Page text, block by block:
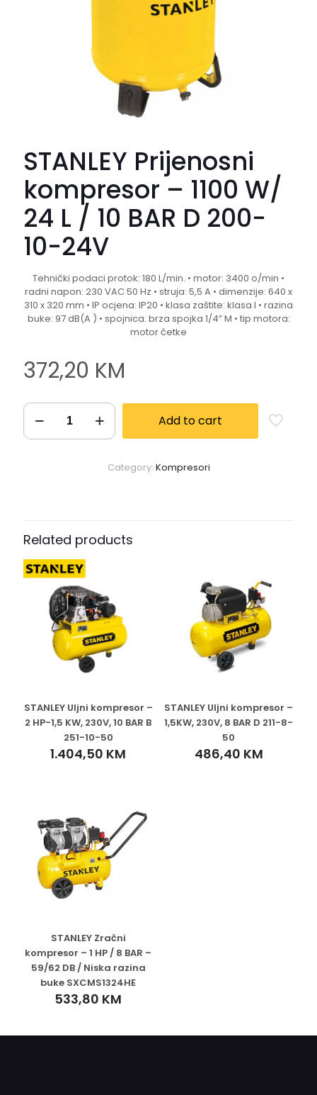
STANLEY Prijenosni
kompresor – 1100 W/
24 L / 10 BAR D 200-
10-24V
Tehnički podaci protok: 180 L/min. • motor: 3400 o/min •
radni napon: 230 VAC 50 Hz • struja: 5,5 A • dimenzije: 640 x
310 x 320 mm • IP ocjena: IP20 • klasa zaštite: klasa I • razina
buke: 97 dB(A ) • spojnica: brza spojka 1/4” M • tip motora:
motor četke
372,20 KM
Add to cart
Category: Kompresori
Related products
STANLEY Uljni kompresor –
2 HP-1,5 KW, 230V, 10 BAR B
251-10-50
1.404,50 KM
STANLEY Uljni kompresor –
1,5KW, 230V, 8 BAR D 211-8-
50
486,40 KM
STANLEY Zračni
kompresor – 1 HP / 8 BAR –
59/62 DB / Niska razina
buke SXCMS1324HE
533,80 KM